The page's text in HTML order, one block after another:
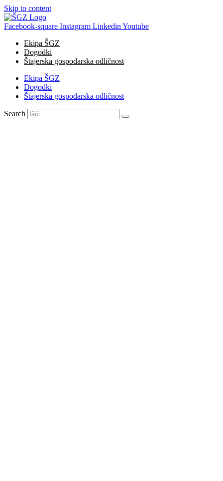
Skip to content
Facebook-square Instagram Linkedin Youtube
Ekipa ŠGZ
Dogodki
Štajerska gospodarska odličnost
Ekipa ŠGZ
Dogodki
Štajerska gospodarska odličnost
Search